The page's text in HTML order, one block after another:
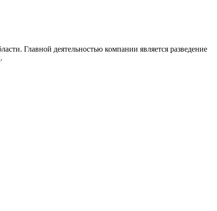
Главной деятельностью компании является разведение